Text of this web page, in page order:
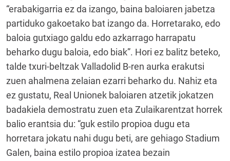
“erabakigarria ez da izango, baina baloiaren jabetza
partiduko gakoetako bat izango da. Horretarako, edo
baloia gutxiago galdu edo azkarrago harrapatu
beharko dugu baloia, edo biak”. Hori ez balitz beteko,
talde txuri-beltzak Valladolid B-ren aurka erakutsi
zuen ahalmena zelaian ezarri beharko du. Nahiz eta
ez gustatu, Real Unionek baloiaren atzetik jokatzen
badakiela demostratu zuen eta Zulaikarentzat horrek
balio erantsia du: “guk estilo propioa dugu eta
horretara jokatu nahi dugu beti, are gehiago Stadium
Galen, baina estilo propioa izatea bezain